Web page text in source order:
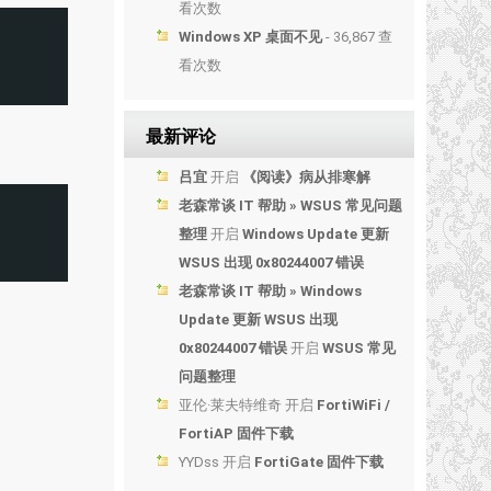
看次数
Windows XP 桌面不见- 36,867 查
看次数
最新评论
吕宜 开启
《阅读》病从排寒解
老森常谈 IT 帮助 » WSUS 常见问题
整理 开启 Windows Update 更新
WSUS 出现 0x80244007 错误
老森常谈 IT 帮助 » Windows
Update 更新 WSUS 出现
0x80244007 错误 开启 WSUS 常见
问题整理
亚伦·莱夫特维奇 开启 FortiWiFi /
FortiAP 固件下载
YYDss 开启 FortiGate 固件下载